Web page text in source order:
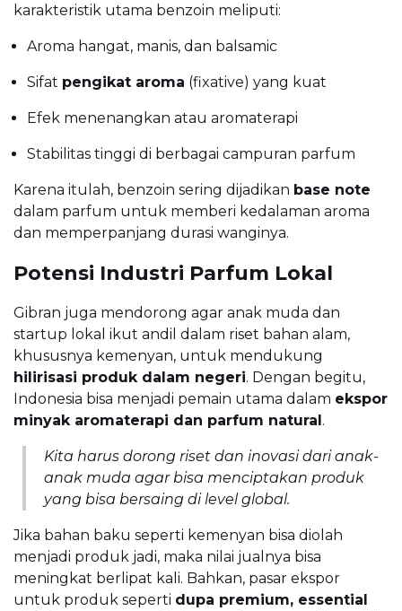
karakteristik utama benzoin meliputi:
Aroma hangat, manis, dan balsamic
Sifat pengikat aroma (fixative) yang kuat
Efek menenangkan atau aromaterapi
Stabilitas tinggi di berbagai campuran parfum
Karena itulah, benzoin sering dijadikan base note
dalam parfum untuk memberi kedalaman aroma
dan memperpanjang durasi wanginya.
Potensi Industri Parfum Lokal
Gibran juga mendorong agar anak muda dan
startup lokal ikut andil dalam riset bahan alam,
khususnya kemenyan, untuk mendukung
hilirisasi produk dalam negeri. Dengan begitu,
Indonesia bisa menjadi pemain utama dalam ekspor
minyak aromaterapi dan parfum natural.
Kita harus dorong riset dan inovasi dari anak-
anak muda agar bisa menciptakan produk
yang bisa bersaing di level global.
Jika bahan baku seperti kemenyan bisa diolah
menjadi produk jadi, maka nilai jualnya bisa
meningkat berlipat kali. Bahkan, pasar ekspor
untuk produk seperti dupa premium, essential